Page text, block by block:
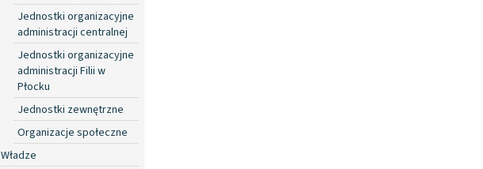
Jednostki organizacyjne
administracji centralnej
Jednostki organizacyjne
administracji Filii w
Płocku
Jednostki zewnętrzne
Organizacje społeczne
Władze